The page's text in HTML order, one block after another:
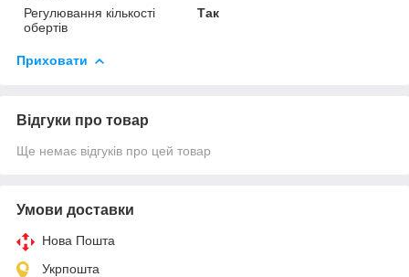
Регулювання кількості
обертів
Так
Приховати
Відгуки про товар
Ще немає відгуків про цей товар
Умови доставки
Нова Пошта
Укрпошта